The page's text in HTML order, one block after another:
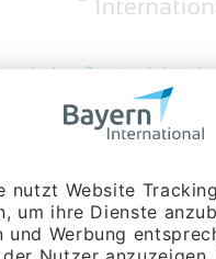
Gesellschaft für
Str. 143C
5949260